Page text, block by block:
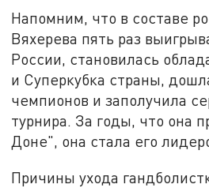
Напомним, что в составе
Вяхерева пять раз
России, становилась
и Суперкубка страны,
чемпионов и заполучила
турнира. За годы, что она
Доне", она стала его
Причины ухода